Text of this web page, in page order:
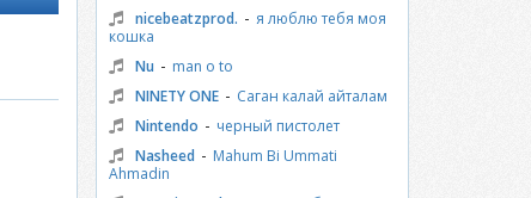
nicebeatzprod. - я люблю тебя моя
кошка
Nu - man o to
NINETY ONE - Саган калай айталам
Nintendo - черный пистолет
Nasheed - Mahum Bi Ummati
Ahmadin